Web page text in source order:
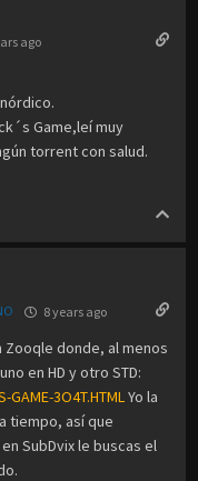
ago
Game,leí muy
torrent con salud.
8 years ago
Zooqle donde, al menos
en HD y otro STD:
GAME-3O4T.HTMLYo la
tiempo, así que
SubDvix le buscas el